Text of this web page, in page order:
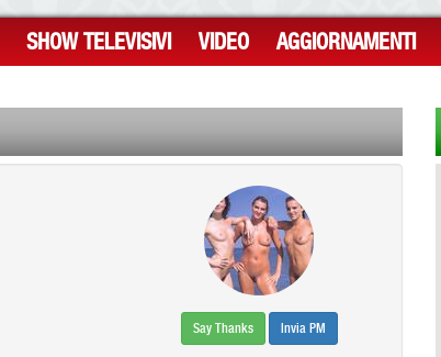
SHOW TELEVISIVI VIDEO AGGIORNAMENTI
Say Thanks Invia PM